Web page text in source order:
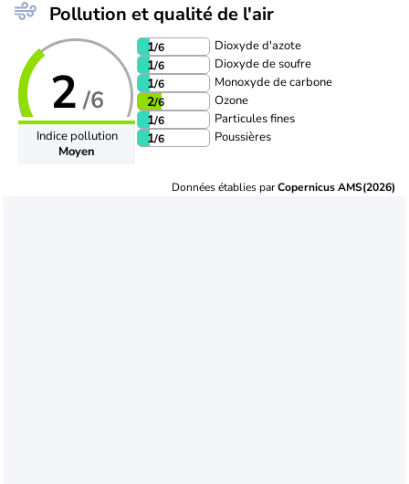
Pollution et qualité de l'air
2 /6
Indice pollution
Moyen
1/6 Dioxyde d'azote
1/6 Dioxyde de soufre
1/6 Monoxyde de carbone
2/6 Ozone
1/6 Particules fines
1/6 Poussières
Données établies parCopernicus AMS(2026)